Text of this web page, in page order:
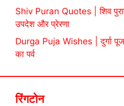
Shiv Puran Quotes | शिव
उपदेश और प्रेरणा
Durga Puja Wishes | दुर्गा
का पर्व
रिंगटोन